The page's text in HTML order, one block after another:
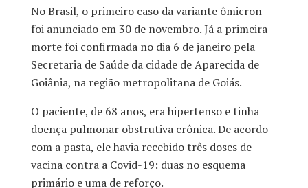
No Brasil, o primeiro caso da variante ômicron
foi anunciado em 30 de novembro. Já a primeira
morte foi confirmada no dia 6 de janeiro pela
Secretaria de Saúde da cidade de Aparecida de
Goiânia, na região metropolitana de Goiás.
O paciente, de 68 anos, era hipertenso e tinha
doença pulmonar obstrutiva crônica. De acordo
com a pasta, ele havia recebido três doses de
vacina contra a Covid-19: duas no esquema
primário e uma de reforço.